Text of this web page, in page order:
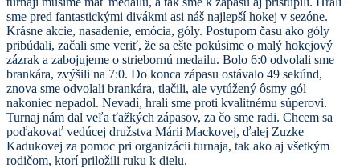
sme pred fantastickými divákmi asi náš najlepší hokej v sezóne.
Krásne akcie, nasadenie, emócia, góly. Postupom času ako góly
pribúdali, začali sme veriť, že sa ešte pokúsime o malý hokejový
zázrak a zabojujeme o striebornú medailu. Bolo 6:0 odvolali sme
brankára, zvýšili na 7:0. Do konca zápasu ostávalo 49 sekúnd,
znova sme odvolali brankára, tlačili, ale vytúžený ôsmy gól
nakoniec nepadol. Nevadí, hrali sme proti kvalitnému súperovi.
Turnaj nám dal veľa ťažkých zápasov, za čo sme radi. Chcem sa
poďakovať vedúcej družstva Márii Mackovej, ďalej Zuzke
Kadukovej za pomoc pri organizácii turnaja, tak ako aj všetkým
rodičom, ktorí priložili ruku k dielu.